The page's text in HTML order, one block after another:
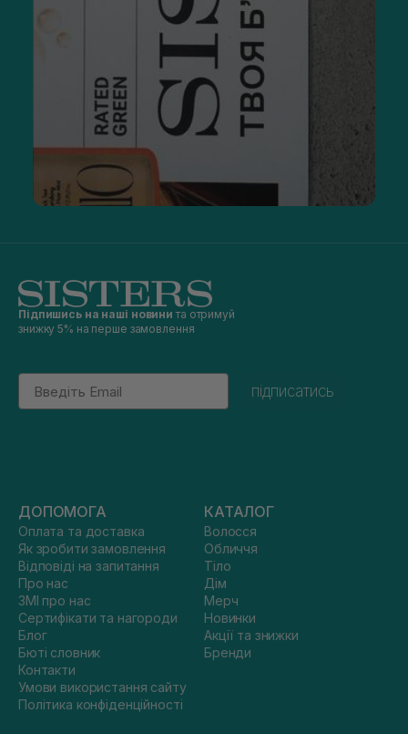
Підпишись на наші новини та отримуй
знижку 5% на перше замовлення
Email
підписатись
ДОПОМОГА
Оплата та доставка
Як зробити замовлення
Відповіді на запитання
Про нас
ЗМІ про нас
Сертифікати та нагороди
Блог
Бюті словник
Контакти
Умови використання сайту
Політика конфіденційності
КАТАЛОГ
Волосся
Обличчя
Тіло
Дім
Мерч
Новинки
Акції та знижки
Бренди